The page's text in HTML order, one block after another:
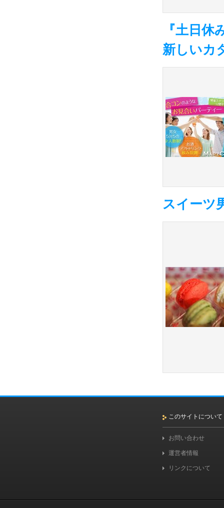
『土日
新しいカ
スイーツ
このサイトについて
お問い合わせ
運営者情報
リンクについて